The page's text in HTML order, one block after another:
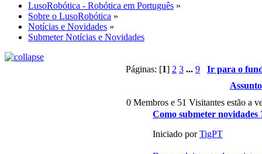
LusoRobótica - Robótica em Português »
Sobre o LusoRobótica »
Notícias e Novidades »
Submeter Notícias e Novidades
Páginas: [1] 2 3 ... 9
Ir para o
Assunto
0 Membros e 51 Visitantes estão a
Como submeter novidades
Iniciado porTigPT